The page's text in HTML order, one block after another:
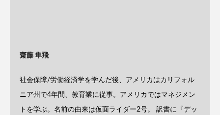
齋藤 隼飛
社会保障/労働経済学を学んだ後、アメリカはカリフォル
ニア州で4年間、教育業に従事。アメリカではマネジメン
トを学ぶ。名前の由来は仮面ライダー2号。 訳書に『デッ